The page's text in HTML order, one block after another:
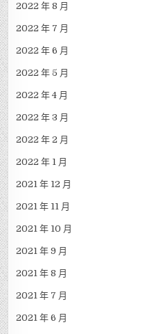
2022 年 8 月
2022 年 7 月
2022 年 6 月
2022 年 5 月
2022 年 4 月
2022 年 3 月
2022 年 2 月
2022 年 1 月
2021 年 12 月
2021 年 11 月
2021 年 10 月
2021 年 9 月
2021 年 8 月
2021 年 7 月
2021 年 6 月